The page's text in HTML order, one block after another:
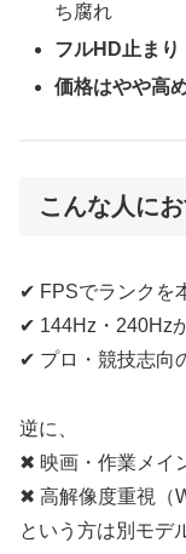
ち腐れ
フルHD止まり
価格はやや高
こんな人に
✔ FPSでランクを
✔ 144Hz・240Hz
✔ プロ・競技志向
逆に、
✖ 映画・作業メイ
✖ 高解像度重視（
という方は別モデ